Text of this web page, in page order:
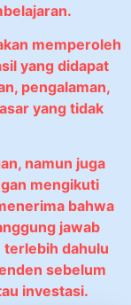
memperoleh
yang didapat
pengalaman,
yang tidak
namun juga
mengikuti
bahwa
jawab
terlebih dahulu
sebelum
investasi.